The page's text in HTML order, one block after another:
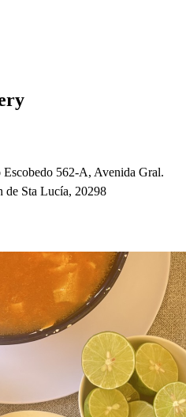
Escobedo 562-A, Avenida Gral.
de Sta Lucía, 20298